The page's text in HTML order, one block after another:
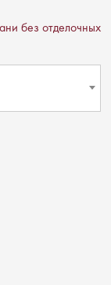
без отделочных